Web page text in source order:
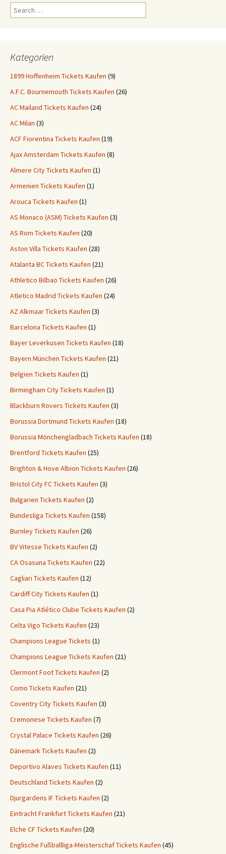
Search
for:
Kategorien
1899 Hoffenheim Tickets Kaufen (9)
A.F.C. Bournemouth Tickets Kaufen (26)
AC Mailand Tickets Kaufen (24)
AC Milan (3)
ACF Fiorentina Tickets Kaufen (19)
Ajax Amsterdam Tickets Kaufen (8)
Almere City Tickets Kaufen (1)
Armenien Tickets Kaufen (1)
Arouca Tickets Kaufen (1)
AS Monaco (ASM) Tickets Kaufen (3)
AS Rom Tickets Kaufen (20)
Aston Villa Tickets Kaufen (28)
Atalanta BC Tickets Kaufen (21)
Athletico Bilbao Tickets Kaufen (26)
Atletico Madrid Tickets Kaufen (24)
AZ Alkmaar Tickets Kaufen (3)
Barcelona Tickets Kaufen (1)
Bayer Leverkusen Tickets Kaufen (18)
Bayern München Tickets Kaufen (21)
Belgien Tickets Kaufen (1)
Birmingham City Tickets Kaufen (1)
Blackburn Rovers Tickets Kaufen (3)
Borussia Dortmund Tickets Kaufen (18)
Borussia Mönchengladbach Tickets Kaufen (18)
Brentford Tickets Kaufen (25)
Brighton & Hove Albion Tickets Kaufen (26)
Bristol City FC Tickets Kaufen (3)
Bulgarien Tickets Kaufen (2)
Bundesliga Tickets Kaufen (158)
Burnley Tickets Kaufen (26)
BV Vitesse Tickets Kaufen (2)
CA Osasuna Tickets Kaufen (22)
Cagliari Tickets Kaufen (12)
Cardiff City Tickets Kaufen (1)
Casa Pia Atlético Clube Tickets Kaufen (2)
Celta Vigo Tickets Kaufen (23)
Champions League Tickets (1)
Champions League Tickets Kaufen (21)
Clermont Foot Tickets Kaufen (2)
Como Tickets Kaufen (21)
Coventry City Tickets Kaufen (3)
Cremonese Tickets Kaufen (7)
Crystal Palace Tickets Kaufen (26)
Dänemark Tickets Kaufen (2)
Deportivo Alaves Tickets Kaufen (11)
Deutschland Tickets Kaufen (2)
Djurgardens IF Tickets Kaufen (2)
Eintracht Frankfurt Tickets Kaufen (21)
Elche CF Tickets Kaufen (20)
Englische Fußballliga-Meisterschaf Tickets Kaufen (45)